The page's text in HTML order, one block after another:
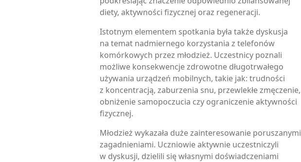
diety, aktywności fizycznej oraz regeneracji.
Istotnym elementem spotkania była także dyskusja
na temat nadmiernego korzystania z telefonów
komórkowych przez młodzież. Uczestnicy poznali
możliwe konsekwencje zdrowotne długotrwałego
używania urządzeń mobilnych, takie jak: trudności
z koncentracją, zaburzenia snu, przewlekłe zmęczenie,
obniżenie samopoczucia czy ograniczenie aktywności
fizycznej.
Młodzież wykazała duże zainteresowanie poruszanymi
zagadnieniami. Uczniowie aktywnie uczestniczyli
w dyskusji, dzielili się własnymi doświadczeniami